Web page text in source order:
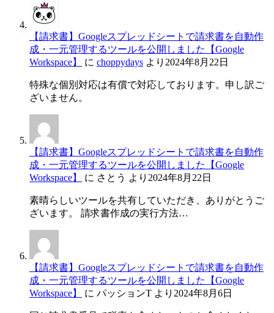
【請求書】Googleスプレッドシートで請求書を自動作
成・一元管理するツールを公開しました【Google
Workspace】
に choppydays より 2024年8月22日
特殊な個別対応は有償で対応しております。申し訳ご
ざいません。
【請求書】Googleスプレッドシートで請求書を自動作
成・一元管理するツールを公開しました【Google
Workspace】
に さとう より 2024年8月22日
素晴らしいツールを共有していただき、ありがとうご
ざいます。 請求書作成の実行方法…
【請求書】Googleスプレッドシートで請求書を自動作
成・一元管理するツールを公開しました【Google
Workspace】
に パッションT より 2024年8月6日